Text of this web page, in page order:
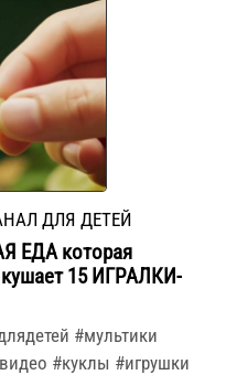
ДЛЯ ДЕТЕЙ
ЕДА которая
15 ИГРАЛКИ-
#мультики
#куклы #игрушки